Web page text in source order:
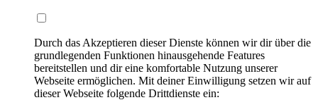
Durch das Akzeptieren dieser Dienste können wir dir über die
grundlegenden Funktionen hinausgehende Features
bereitstellen und dir eine komfortable Nutzung unserer
Webseite ermöglichen. Mit deiner Einwilligung setzen wir auf
dieser Webseite folgende Drittdienste ein: